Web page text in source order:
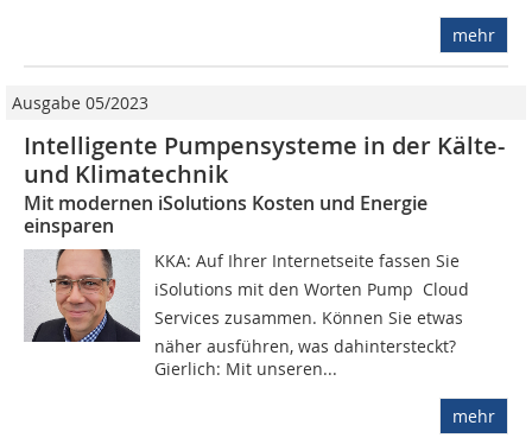
mehr
Ausgabe 05/2023
Intelligente Pumpensysteme in der Kälte-
und Klimatechnik
Mit modernen iSolutions Kosten und Energie
einsparen
KKA: Auf Ihrer Internetseite fassen Sie ­
iSolutions mit den Worten Pump  Cloud 
Services zusammen. Können Sie etwas
näher ausführen, was dahintersteckt?
Gierlich: Mit unseren...
mehr